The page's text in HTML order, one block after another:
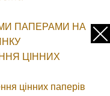
ПАПЕРАМИ НА
ЦІННИХ
цінних паперів